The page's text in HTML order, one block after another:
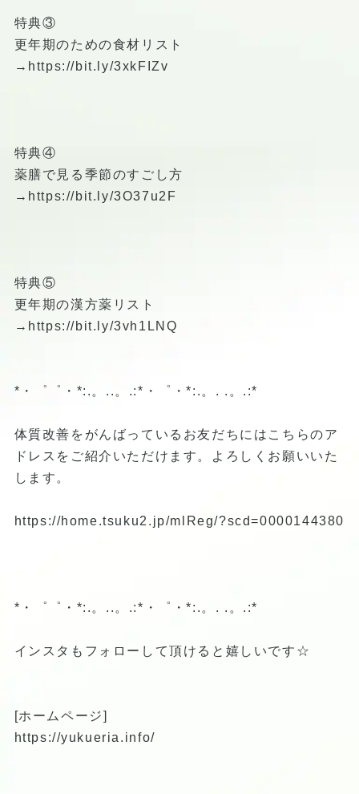
特典③
更年期のための食材リスト
→ https://bit.ly/3xkFIZv
特典④
薬膳で見る季節のすごし方
→ https://bit.ly/3O37u2F
特典⑤
更年期の漢方薬リスト
→ https://bit.ly/3vh1LNQ
*・゜゜・*:.。..。.:*・゜・*:.。. .。.:*
体質改善をがんばっているお友だちにはこちらのア
ドレスをご紹介いただけます。よろしくお願いいた
します。
https://home.tsuku2.jp/mlReg/?scd=0000144380
*・゜゜・*:.。..。.:*・゜・*:.。. .。.:*
インスタもフォローして頂けると嬉しいです☆
[ホームページ]
https://yukueria.info/